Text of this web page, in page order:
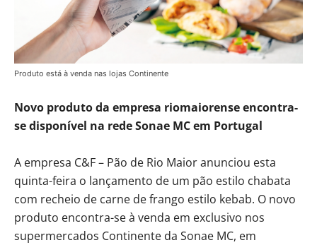
Produto está à venda nas lojas Continente
Novo produto da empresa riomaiorense encontra-
se disponível na rede Sonae MC em Portugal
A empresa C&F – Pão de Rio Maior anunciou esta
quinta-feira o lançamento de um pão estilo chabata
com recheio de carne de frango estilo kebab. O novo
produto encontra-se à venda em exclusivo nos
supermercados Continente da Sonae MC, em